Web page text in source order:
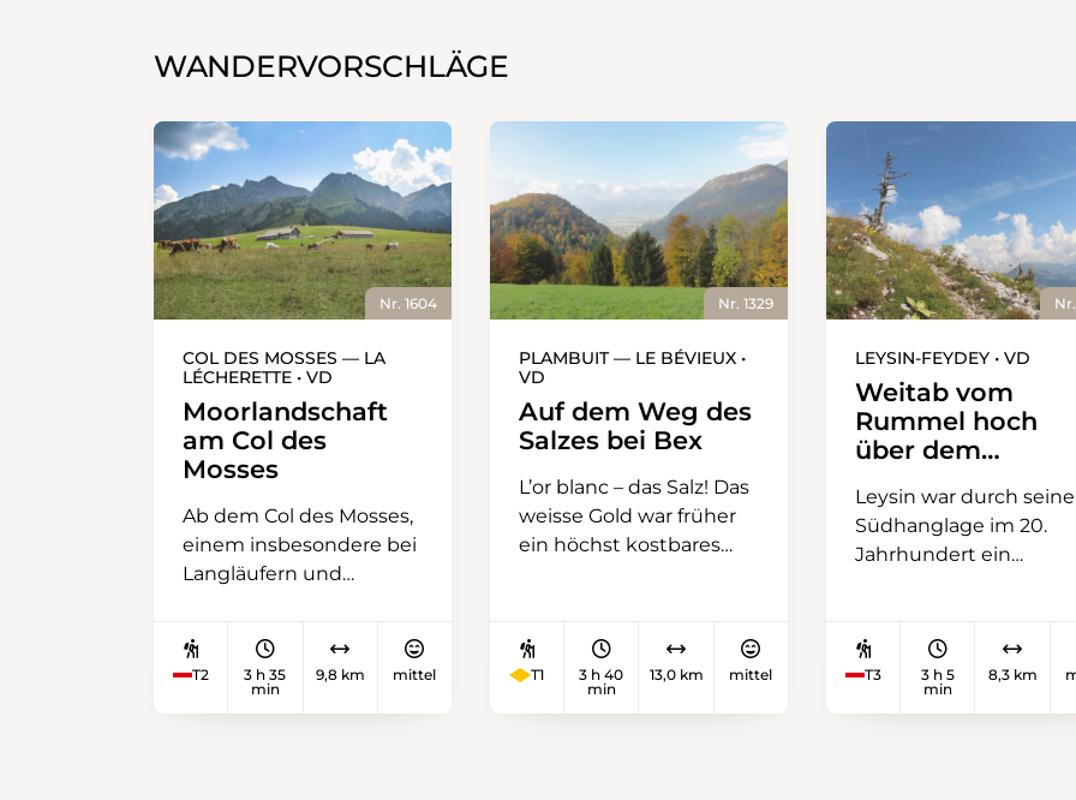
WANDERVORSCHLÄGE
Nr. 1604
COL DES MOSSES — LA
LÉCHERETTE • VD
Moorlandschaft
am Col des
Mosses
Ab dem Col des Mosses,
einem insbesondere bei
Langläufern und
Wintersportgebiet,
steigt der Weg rasch an
und führt, vorbei an
T2
3 h 35
min
9,8 km mittel
Nr. 1329
PLAMBUIT — LE BÉVIEUX •
VD
Auf dem Weg des
Salzes bei Bex
L’or blanc – das Salz! Das
weisse Gold war früher
ein höchst kostbares
Wissenswertes erfährt
man auf dem Sentier du
Sel bei Bex. Der Lehrpfad
T1
3 h 40
min
13,0 km mittel
LEYSIN-FEYDEY • VD
Weitab vom
Rummel hoch
über dem
Leysin war durch seine
Südhanglage im 20.
Jahrhundert ein
insbesondere für an
Tuberkulose
Nach der Entdeckung
T3
3 h 5
min
8,3 km